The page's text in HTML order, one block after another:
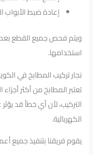
إعادة ضبط الأبواب
ويتم فحص جميع القطع بعد
استخدامها.
نجار تركيب المطابخ في
تعتبر المطابخ من أكثر
التركيب، لأن أي خطأ قد
الكهربائية.
يقوم فريقنا بتنفيذ جميع